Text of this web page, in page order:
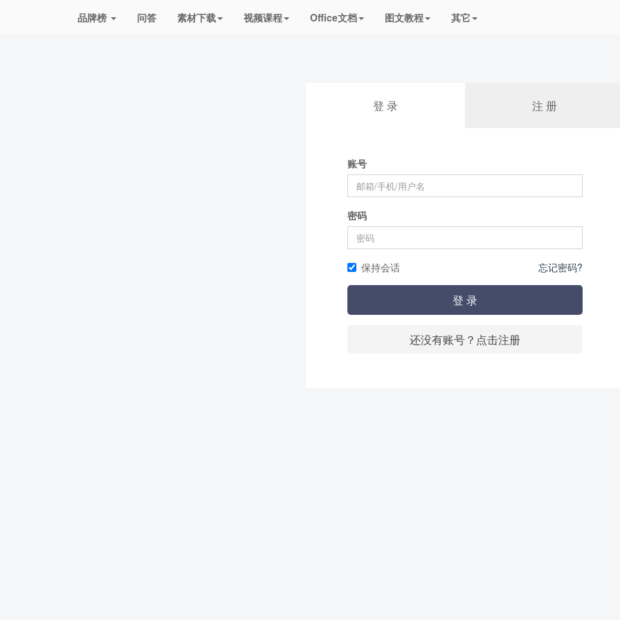
品牌榜 问答 素材下载 视频课程 Office文档 图文教程
登 录 注 册
账号
密码
保持会话 忘记密码?
登 录
还没有账号？点击注册